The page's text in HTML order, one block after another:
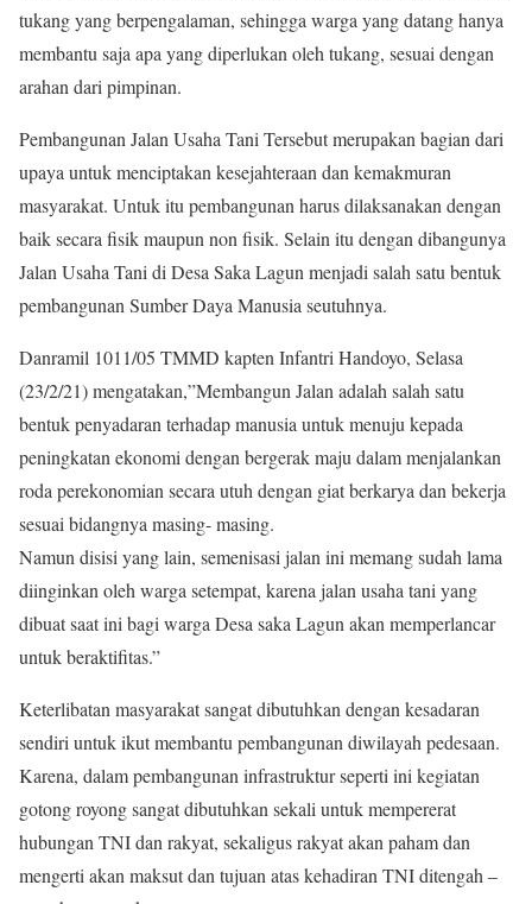
tukang yang berpengalaman, sehingga warga yang datang hanya
membantu saja apa yang diperlukan oleh tukang, sesuai dengan
arahan dari pimpinan.
Pembangunan Jalan Usaha Tani Tersebut merupakan bagian dari
upaya untuk menciptakan kesejahteraan dan kemakmuran
masyarakat. Untuk itu pembangunan harus dilaksanakan dengan
baik secara fisik maupun non fisik. Selain itu dengan dibangunya
Jalan Usaha Tani di Desa Saka Lagun menjadi salah satu bentuk
pembangunan Sumber Daya Manusia seutuhnya.
Danramil 1011/05 TMMD kapten Infantri Handoyo, Selasa
(23/2/21) mengatakan,”Membangun Jalan adalah salah satu
bentuk penyadaran terhadap manusia untuk menuju kepada
peningkatan ekonomi dengan bergerak maju dalam menjalankan
roda perekonomian secara utuh dengan giat berkarya dan bekerja
sesuai bidangnya masing- masing.
Namun disisi yang lain, semenisasi jalan ini memang sudah lama
diinginkan oleh warga setempat, karena jalan usaha tani yang
dibuat saat ini bagi warga Desa saka Lagun akan memperlancar
untuk beraktifitas.”
Keterlibatan masyarakat sangat dibutuhkan dengan kesadaran
sendiri untuk ikut membantu pembangunan diwilayah pedesaan.
Karena, dalam pembangunan infrastruktur seperti ini kegiatan
gotong royong sangat dibutuhkan sekali untuk mempererat
hubungan TNI dan rakyat, sekaligus rakyat akan paham dan
mengerti akan maksut dan tujuan atas kehadiran TNI ditengah –